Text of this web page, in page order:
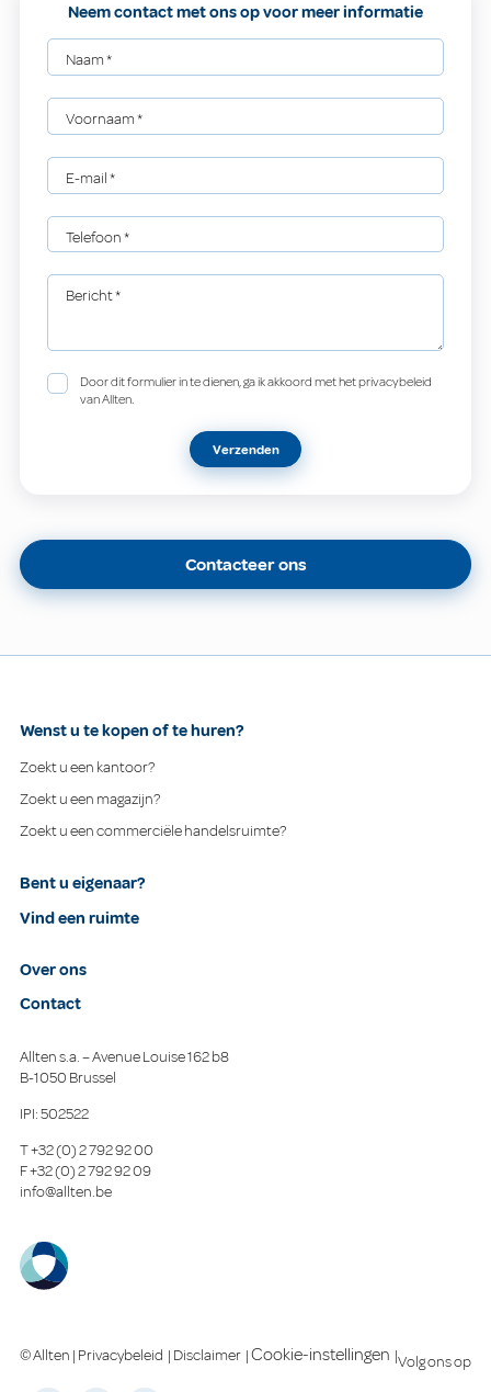
Neem contact met ons op voor meer informatie
Naam*
Voornaam*
E-mail*
Telefoon*
Bericht*
Door dit formulier in te dienen, ga ik akkoord met het privacybeleid
van Allten.
Verzenden
Contacteer ons
Wenst u te kopen of te huren?
Zoekt u een kantoor?
Zoekt u een magazijn?
Zoekt u een commerciële handelsruimte?
Bent u eigenaar?
Vind een ruimte
Over ons
Contact
Allten s.a. – Avenue Louise 162 b8
B-1050 Brussel
IPI: 502522
T+32 (0) 2 792 92 00
F+32 (0) 2 792 92 09
info@allten.be
© Allten | Privacybeleid | Disclaimer |Cookie-instellingen |Volg ons op